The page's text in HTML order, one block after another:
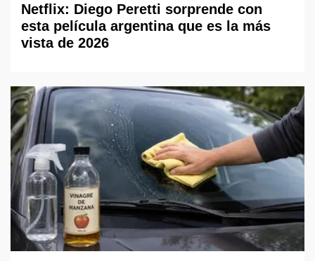
Netflix: Diego Peretti sorprende con
esta película argentina que es la más
vista de 2026